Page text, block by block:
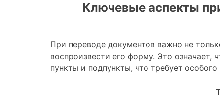
Ключевые аспекты
При переводе документов важно не
воспроизвести его форму. Это означает,
пункты и подпункты, что требует